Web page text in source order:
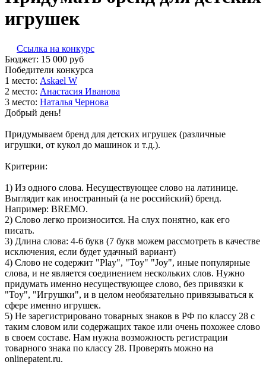
игрушек
Ссылка на конкурс
Бюджет: 15 000 руб
Победители конкурса
1 место: As­ka­el W
2 место: Анас­та­сия Ива­нова
3 место: На­талья Чер­но­ва
Добрый день!
Придумываем бренд для детских игрушек (различные
игрушки, от кукол до машинок и т.д.).
Критерии:
1) Из одного слова. Несуществующее слово на латинице.
Выглядит как иностранный (а не российский) бренд.
Например: BREMO.
2) Слово легко произносится. На слух понятно, как его
писать.
3) Длина слова: 4-6 букв (7 букв можем рассмотреть в качестве
исключения, если будет удачный вариант)
4) Слово не содержит "Play", "Toy" "Joy", иные популярные
слова, и не является соединением нескольких слов. Нужно
придумать именно несуществующее слово, без привязки к
"Toy", "Игрушки", и в целом необязательно привязываться к
сфере именно игрушек.
5) Не зарегистрировано товарных знаков в РФ по классу 28 с
таким словом или содержащих такое или очень похожее слово
в своем составе. Нам нужна возможность регистрации
товарного знака по классу 28. Проверять можно на
onlinepatent.ru.